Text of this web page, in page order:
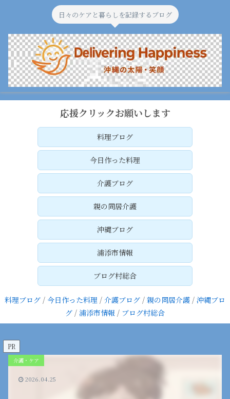
日々のケアと暮らしを記録するブログ
応援クリックお願いします
料理ブログ
今日作った料理
介護ブログ
親の同居介護
沖縄ブログ
浦添市情報
ブログ村総合
料理ブログ / 今日作った料理 / 介護ブログ / 親の同居介護 / 沖縄ブロ
グ / 浦添市情報 / ブログ村総合
PR
介護・ケア
2026.04.25